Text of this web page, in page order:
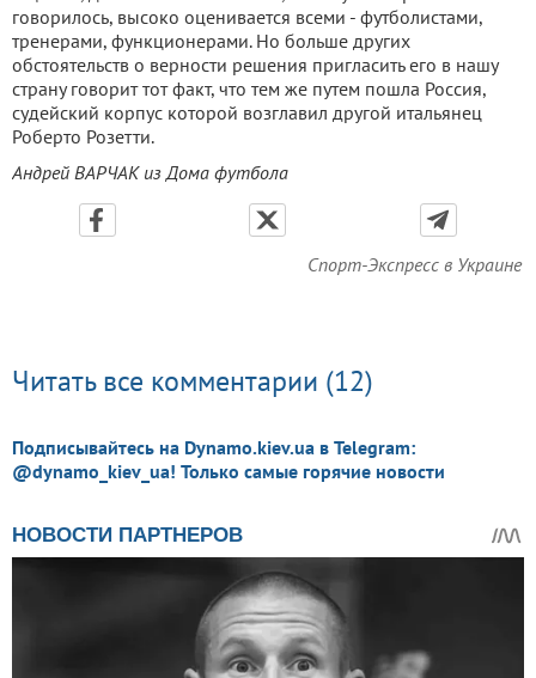
говорилось, высоко оценивается всеми - футболистами,
тренерами, функционерами. Но больше других
обстоятельств о верности решения пригласить его в нашу
страну говорит тот факт, что тем же путем пошла Россия,
судейский корпус которой возглавил другой итальянец
Роберто Розетти.
Андрей ВАРЧАК из Дома футбола
Спорт-Экспресс в Украине
Читать все комментарии (12)
Подписывайтесь на Dynamo.kiev.ua в Telegram:
@dynamo_kiev_ua! Только самые горячие новости